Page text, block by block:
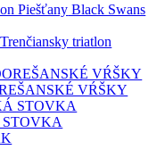
Black Swans
Trenčiansky triatlon
VŔŠKY